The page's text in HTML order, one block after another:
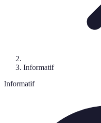
Informatif
Informatif